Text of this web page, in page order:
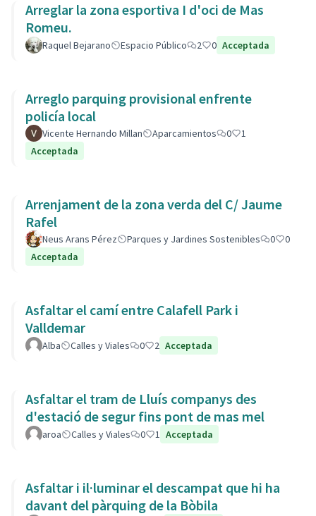
Arreglar la zona esportiva I d'oci de Mas
Romeu.
Raquel Bejarano Espacio Público 2 0 Acceptada
Arreglo parquing provisional enfrente
policía local
Vicente Hernando Millan Aparcamientos 0
1
Acceptada
Arrenjament de la zona verda del C/ Jaume
Rafel
Neus Arans Pérez Parques y Jardines Sostenibles 0
0
Acceptada
Asfaltar el camí entre Calafell Park i
Valldemar
Alba Calles y Viales 0 2 Acceptada
Asfaltar el tram de Lluís companys des
d'estació de segur fins pont de mas mel
aroa Calles y Viales 0 1 Acceptada
Asfaltar i il·luminar el descampat que hi ha
davant del pàrquing de la Bòbila